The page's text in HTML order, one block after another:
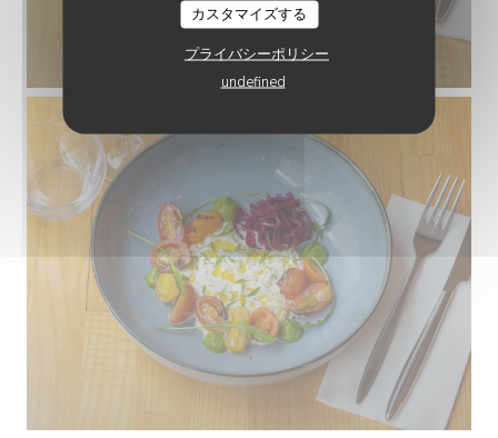
カスタマイズする
プライバシーポリシー
undefined